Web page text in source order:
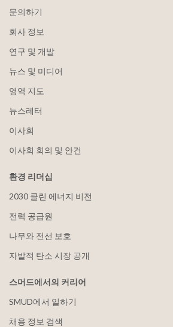
문의하기
회사 정보
연구 및 개발
뉴스 및 미디어
영역 지도
뉴스레터
이사회
이사회 회의 및 안건
환경 리더십
2030 클린 에너지 비전
전력 공급원
나무와 전선 보호
자발적 탄소 시장 공개
스머드에서의 커리어
SMUD에서 일하기
채용 정보 검색